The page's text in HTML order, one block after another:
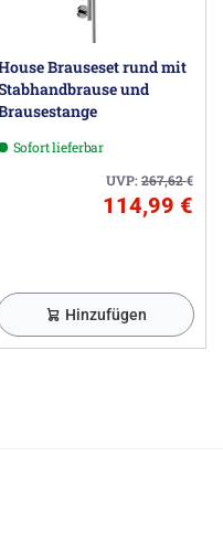
Brauseset rund mit
und
Sofort lieferbar
UVP:267,62€
114,99 €
Hinzufügen